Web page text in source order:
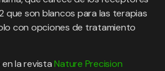
que son blancos para las terapias
con opciones de tratamiento
la revistaNature Precision